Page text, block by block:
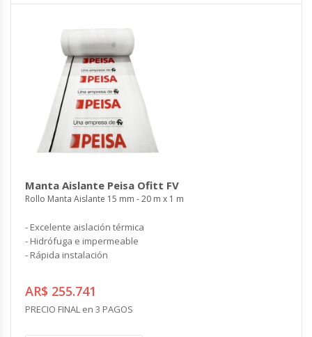
Manta Aislante Peisa Ofitt FV
Rollo Manta Aislante 15 mm - 20 m x 1 m
- Excelente aislación térmica
- Hidrófuga e impermeable
- Rápida instalación
AR$ 255.741
PRECIO FINAL en 3 PAGOS